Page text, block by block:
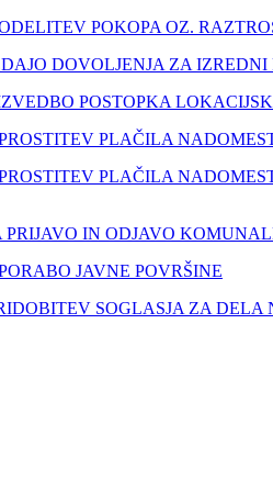
POKOPA OZ.
DOVOLJENJA ZA IZREDNI
POSTOPKA
PLAČILA
PLAČILA
PRIJAVO IN ODJAVO
JAVNE POVRŠINE
SOGLASJA ZA DELA